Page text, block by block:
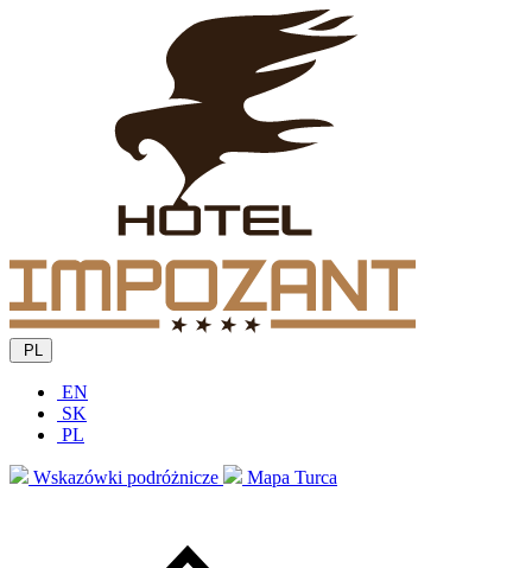
PL
EN
SK
PL
Wskazówki podróżnicze Mapa Turca